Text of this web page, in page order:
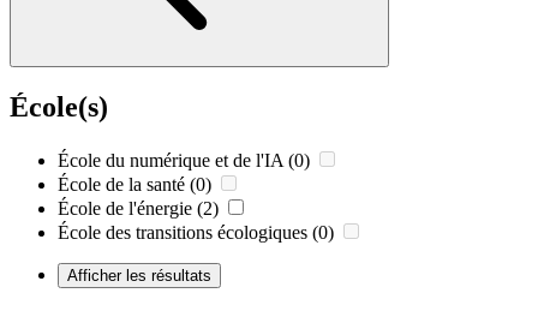
École(s)
École du numérique et de l'IA (0)
École de la santé (0)
École de l'énergie (2)
École des transitions écologiques (0)
Afficher les résultats